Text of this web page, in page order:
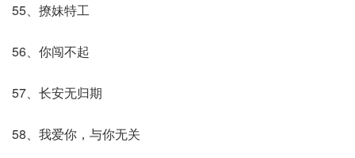
55、撩妹特工
56、你闯不起
57、长安无归期
58、我爱你，与你无关